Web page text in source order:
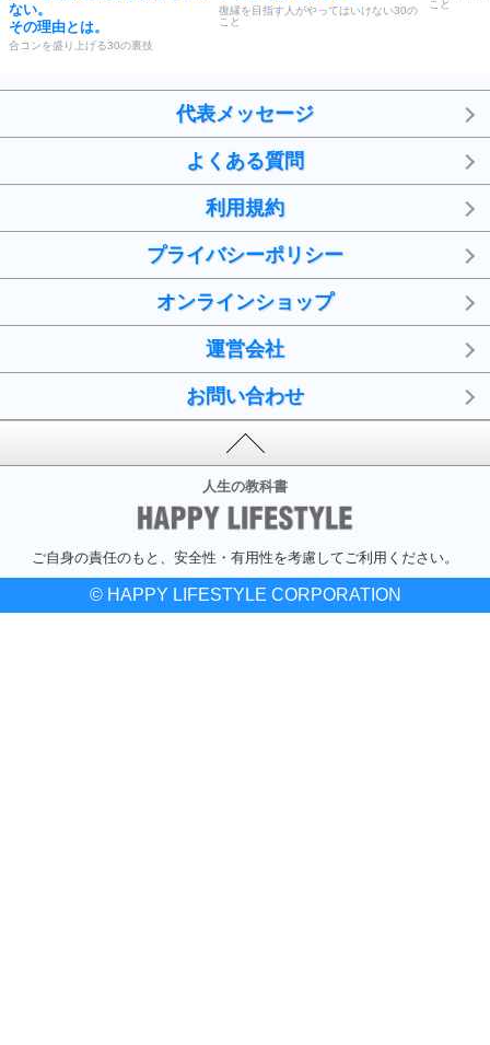
ない。
その理由とは。
合コンを盛り上げる30の裏技
復縁を目指す人がやってはいけない30の
こと
こと
代表メッセージ
よくある質問
利用規約
プライバシーポリシー
オンラインショップ
運営会社
お問い合わせ
人生の教科書
ご自身の責任のもと、安全性・有用性を考慮してご利用ください。
© HAPPY LIFESTYLE CORPORATION